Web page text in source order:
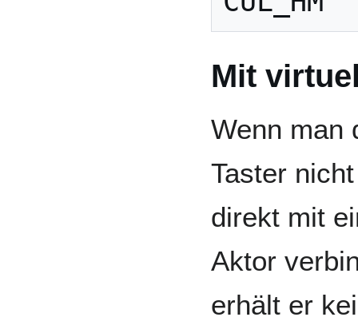
Mit
Wenn man
Taster nicht
direkt mit
Aktor
erhält er